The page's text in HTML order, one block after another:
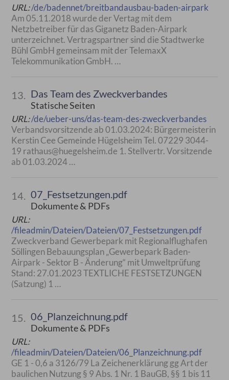
URL:/de/badennet/breitbandausbau-baden-airpark
Am 05.11.2018 wurde der Vertag mit dem
Netzbetreiber für das Giganetz Baden-Airpark
unterzeichnet. Vertragspartner sind die Stadtwerke
Bühl GmbH gemeinsam mit der TelemaxX
Telekommunikation GmbH. …
13. Das Team des Zweckverbandes
Statische Seiten
URL:/de/ueber-uns/das-team-des-zweckverbandes
Verbandsvorsitzende ab 01.03.2024: Bürgermeisterin
Kerstin Cee Gemeinde Hügelsheim Tel. 07229 3044-
19 rathaus@huegelsheim.de 1. Stellvertr. Vorsitzende
ab 01.03.2024 …
14. 07_Festsetzungen.pdf
Dokumente & PDFs
URL:
/fileadmin/Dateien/Dateien/07_Festsetzungen.pdf
Zweckverband Gewerbepark mit Regionalflughafen
Söllingen Bebauungsplan „Gewerbepark Baden-
Airpark - Sektor B - Änderung“ mit Umweltprüfung
Stand: 27.01.2023 TEXTLICHE FESTSETZUNGEN
(Satzung) 1 …
15. 06_Planzeichnung.pdf
Dokumente & PDFs
URL:
/fileadmin/Dateien/Dateien/06_Planzeichnung.pdf
GE 1 - 0,6 a 3126/79 La Zeichenerklärung gg Art der
baulichen Nutzung § 9 Abs. 1 Nr. 1 BauGB, §§ 1 bis 11